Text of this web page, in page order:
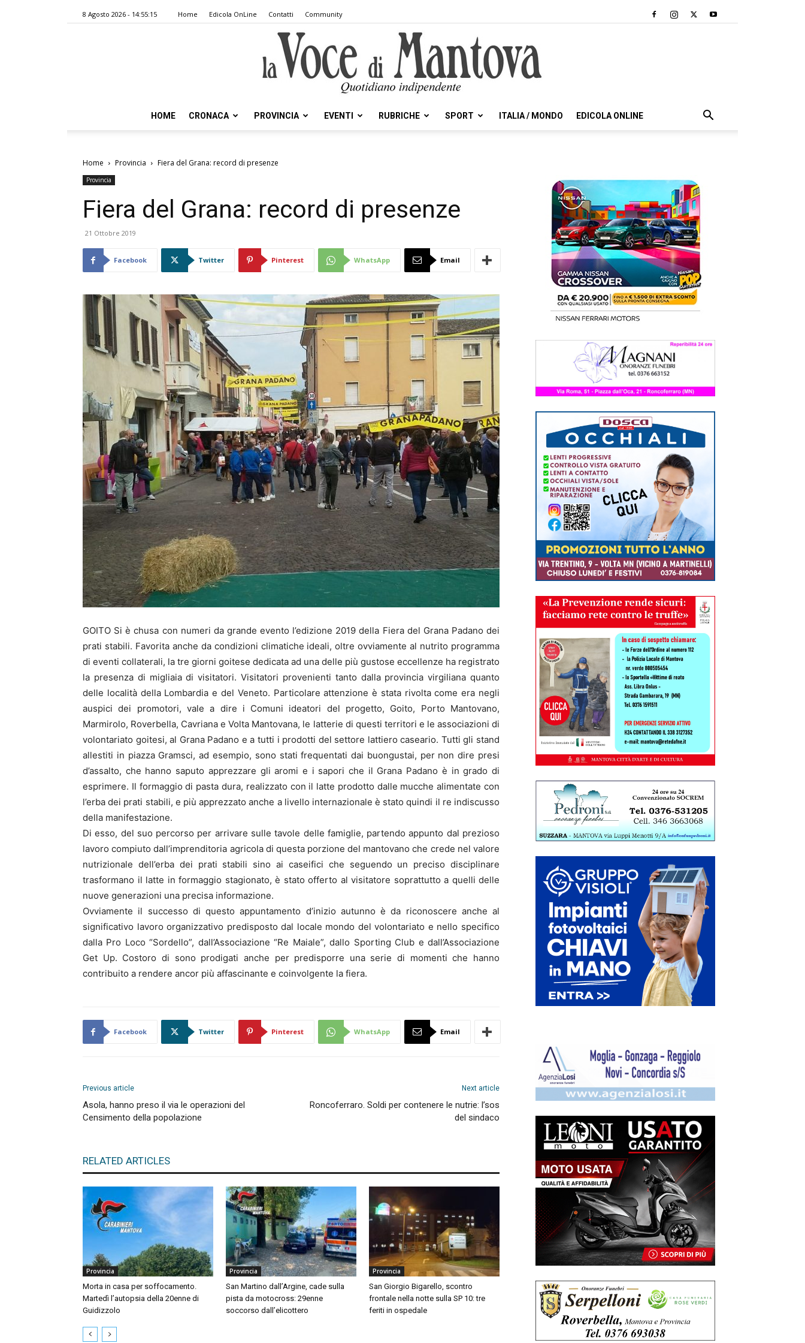
8 Agosto 2026 - 14:55:15 Home Edicola OnLine Contatti Community
Voce
HOME CRONACA PROVINCIA EVENTI RUBRICHE SPORT ITALIA / MONDO EDICOLA ONLINE
Home Provincia Fiera del Grana: record di presenze
Provincia
Fiera del Grana: record di presenze
21 Ottobre 2019
Facebook Twitter Pinterest WhatsApp Email
GOITO Si è chusa con numeri da grande evento l’edizione 2019 della Fiera del Grana Padano dei
prati stabili. Favorita anche da condizioni climatiche ideali, oltre ovviamente al nutrito programma
di eventi collaterali, la tre giorni goitese dedicata ad una delle più gustose eccellenze ha registrato
la presenza di migliaia di visitatori. Visitatori provenienti tanto dalla provincia virgiliana quanto
delle località della Lombardia e del Veneto. Particolare attenzione è stata rivolta come era negli
auspici dei promotori, vale a dire i Comuni ideatori del progetto, Goito, Porto Mantovano,
Marmirolo, Roverbella, Cavriana e Volta Mantovana, le latterie di questi territori e le associazioni di
volontariato goitesi, al Grana Padano e a tutti i prodotti del settore lattiero caseario. Tutti gli stand
allestiti in piazza Gramsci, ad esempio, sono stati frequentati dai buongustai, per non dire presi
d’assalto, che hanno saputo apprezzare gli aromi e i sapori che il Grana Padano è in grado di
esprimere. Il formaggio di pasta dura, realizzato con il latte prodotto dalle mucche alimentate con
l’erba dei prati stabili, e più apprezzato anche a livello internazionale è stato quindi il re indiscusso
della manifestazione.
Di esso, del suo percorso per arrivare sulle tavole delle famiglie, partendo appunto dal prezioso
lavoro compiuto dall’imprenditoria agricola di questa porzione del mantovano che crede nel valore
nutrizionale dell’erba dei prati stabili sino ai caseifici che seguendo un preciso disciplinare
trasformano il latte in formaggio stagionato, è stato offerto al visitatore soprattutto a quelli delle
nuove generazioni una precisa informazione.
Ovviamente il successo di questo appuntamento d’inizio autunno è da riconoscere anche al
significativo lavoro organizzativo predisposto dal locale mondo del volontariato e nello specifico
dalla Pro Loco “Sordello”, dall’Associazione “Re Maiale”, dallo Sporting Club e dall’Associazione
Get Up. Costoro di sono prodigati anche per predisporre una serie di momenti che hanno
contribuito a rendere ancor più affascinante e coinvolgente la fiera.
Facebook Twitter Pinterest WhatsApp Email
Previous article
Asola, hanno preso il via le operazioni del
Censimento della popolazione
Next article
Roncoferraro. Soldi per contenere le nutrie: l’sos
del sindaco
RELATED ARTICLES
Provincia
Morta in casa per soffocamento.
Martedì l’autopsia della 20enne di
Guidizzolo
Provincia
San Martino dall’Argine, cade sulla
pista da motocross: 29enne
soccorso dall’elicottero
Provincia
San Giorgio Bigarello, scontro
frontale nella notte sulla SP 10: tre
feriti in ospedale